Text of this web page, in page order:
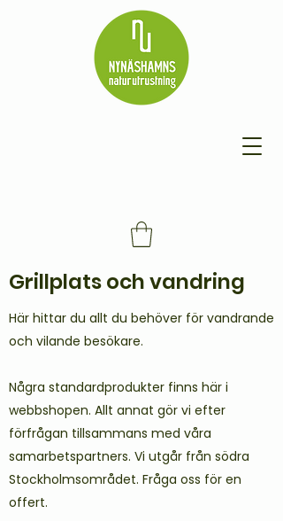
Grillplats och vandring
Här hittar du allt du behöver för vandrande
och vilande besökare.
Några standardprodukter finns här i
webbshopen. Allt annat gör vi efter
förfrågan tillsammans med våra
samarbetspartners. Vi utgår från södra
Stockholmsområdet. Fråga oss för en
offert.